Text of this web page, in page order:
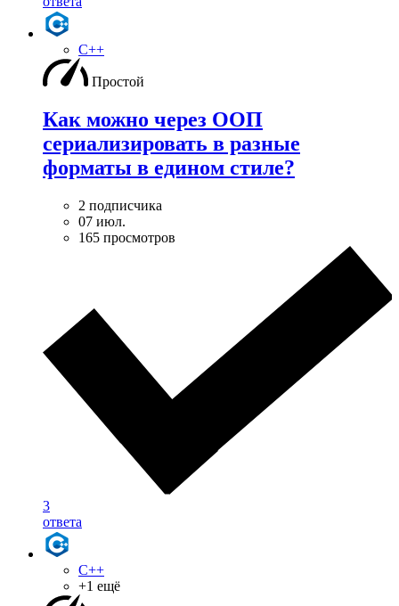
C++
Простой
Как можно через ООП
сериализировать в разные
форматы в едином стиле?
2 подписчика
07 июл.
165 просмотров
3
ответа
C++
+1 ещё